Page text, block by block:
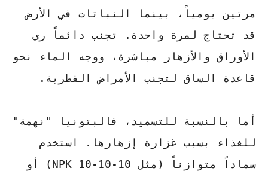
مرتين يومياً، بينما النباتات في الأرض
قد تحتاج لمرة واحدة. تجنب دائماً ري
الأوراق والأزهار مباشرة، ووجه الماء نحو
قاعدة الساق لتجنب الأمراض الفطرية.
أما بالنسبة للتسميد، فالبتونيا "نهمة"
للغذاء بسبب غزارة إزهارها. استخدم
سماداً متوازناً (مثل NPK 10-10-10) أو